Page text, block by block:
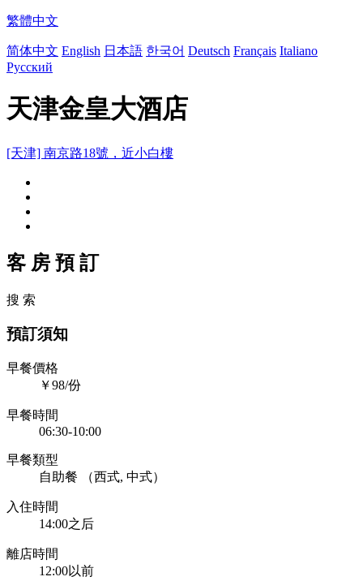
繁體中文
简体中文 English 日本語 한국어 Deutsch Français Italiano
Русский
天津金皇大酒店
[天津] 南京路18號，近小白樓
客 房 預 訂
搜 索
預訂須知
早餐價格
￥98/份
早餐時間
06:30-10:00
早餐類型
自助餐 （西式, 中式）
入住時間
14:00之后
離店時間
12:00以前